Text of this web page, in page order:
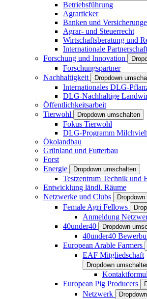
Betriebsführung
Agrarticker
Banken und
Agrar- und Steuerrecht
Wirtschaftsberatung und
Internationale Partnerschaft
Forschung und Innovation
Forschungspartner
Nachhaltigkeit
Dropdown
Internationales DLG-
DLG-Nachhaltige
Öffentlichkeitsarbeit
Tierwohl
Dropdown umschalten
Fokus Tierwohl
DLG-Programm
Ökolandbau
Grünland und Futterbau
Forst
Energie
Dropdown umschalten
Testzentrum Technik und
Entwicklung ländl. Räume
Netzwerke und Clubs
Female Agri Fellows
Anmeldung
40under40
Dropdown
40under40
European Arable Farmers
EAF Mitgliedschaft
Dropdown
European Pig Producers
Netzwerk